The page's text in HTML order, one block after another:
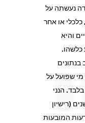
נעשתה על
כלכלי או אחר
והיא
כלשהו.
שפועל על
הנני
תיקים ומנכ”ל בתטא 1 כ- 17 שנים (רישיון
המובעות